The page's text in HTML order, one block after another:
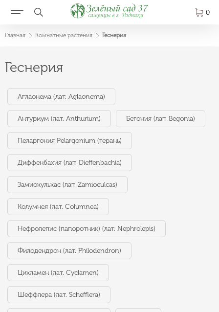
0
Главная Комнатные растения Геснерия
Геснерия
Аглаонема (лат. Aglaonema)
Антуриум (лат. Anthurium) Бегония (лат. Begonia)
Пеларгония Pelargonium (герань)
Диффенбахия (лат. Dieffenbachia)
Замиокулькас (лат. Zamioculcas)
Колумнея (лат. Columnea)
Нефролепис (папоротник) (лат. Nephrolepis)
Филодендрон (лат. Philodendron)
Цикламен (лат. Cyclamen)
Шеффлера (лат. Schefflera)